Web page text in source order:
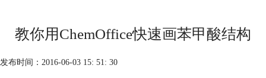
教你用ChemOffice快速画苯甲酸结构
发布时间：2016-06-03 15: 51: 30